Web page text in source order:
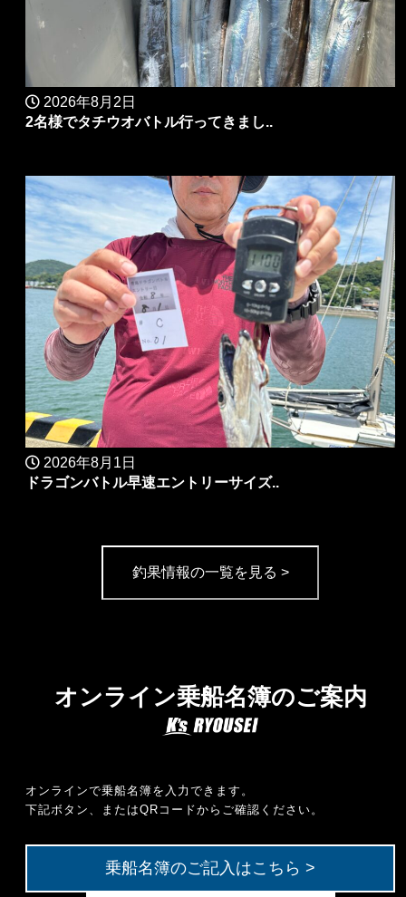
2026年8月2日
2名様でタチウオバトル行ってきまし..
2026年8月1日
ドラゴンバトル早速エントリーサイズ..
釣果情報の一覧を見る >
オンライン乗船名簿のご案内
オンラインで乗船名簿を入力できます。
下記ボタン、またはQRコードからご確認ください。
乗船名簿のご記入はこちら >